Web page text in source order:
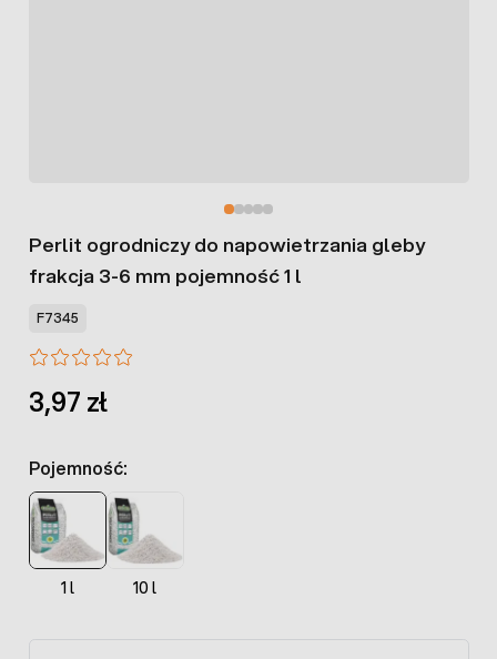
Perlit ogrodniczy do napowietrzania gleby
frakcja 3-6 mm pojemność 1 l
F7345
3,97 zł
Pojemność:
1 l 10 l